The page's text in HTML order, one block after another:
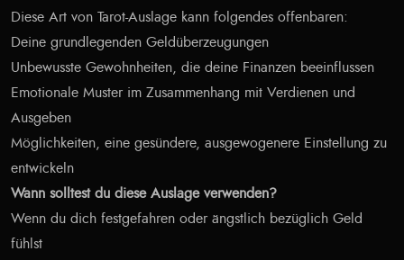
Diese Art von Tarot-Auslage kann folgendes offenbaren:
Deine grundlegenden Geldüberzeugungen
Unbewusste Gewohnheiten, die deine Finanzen beeinflussen
Emotionale Muster im Zusammenhang mit Verdienen und
Ausgeben
Möglichkeiten, eine gesündere, ausgewogenere Einstellung zu
entwickeln
Wann solltest du diese Auslage verwenden?
Wenn du dich festgefahren oder ängstlich bezüglich Geld
fühlst